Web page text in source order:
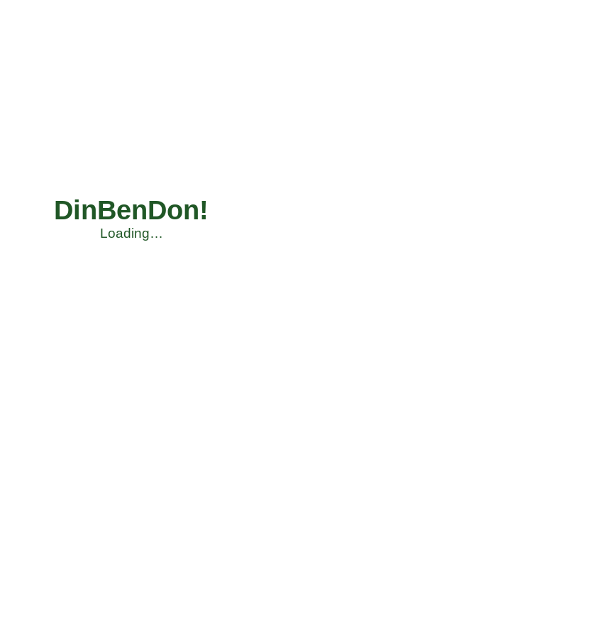
DinBenDon!
Loading…